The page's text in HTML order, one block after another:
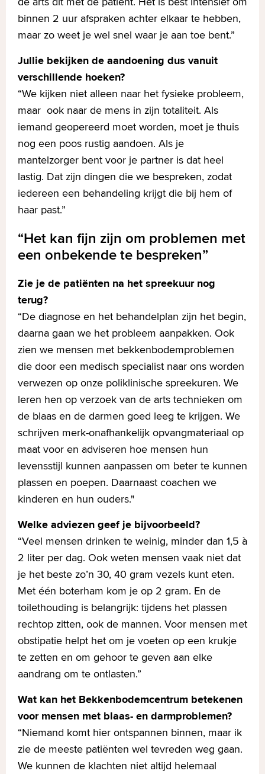
binnen 2 uur afspraken achter elkaar te hebben,
maar zo weet je wel snel waar je aan toe bent.”
Jullie bekijken de aandoening dus vanuit
verschillende hoeken?
“We kijken niet alleen naar het fysieke probleem,
maar ook naar de mens in zijn totaliteit. Als
iemand geopereerd moet worden, moet je thuis
nog een poos rustig aandoen. Als je
mantelzorger bent voor je partner is dat heel
lastig. Dat zijn dingen die we bespreken, zodat
iedereen een behandeling krijgt die bij hem of
haar past.”
Het kan fijn zijn om problemen met
een onbekende te bespreken
Zie je de patiënten na het spreekuur nog
terug?
“De diagnose en het behandelplan zijn het begin,
daarna gaan we het probleem aanpakken. Ook
zien we mensen met bekkenbodemproblemen
die door een medisch specialist naar ons worden
verwezen op onze poliklinische spreekuren. We
leren hen op verzoek van de arts technieken om
de blaas en de darmen goed leeg te krijgen. We
schrijven merk-onafhankelijk opvangmateriaal op
maat voor en adviseren hoe mensen hun
levensstijl kunnen aanpassen om beter te kunnen
plassen en poepen. Daarnaast coachen we
kinderen en hun ouders."
Welke adviezen geef je bijvoorbeeld?
“Veel mensen drinken te weinig, minder dan 1,5 à
2 liter per dag. Ook weten mensen vaak niet dat
je het beste zo’n 30, 40 gram vezels kunt eten.
Met één boterham kom je op 2 gram. En de
toilethouding is belangrijk: tijdens het plassen
rechtop zitten, ook de mannen. Voor mensen met
obstipatie helpt het om je voeten op een krukje
te zetten en om gehoor te geven aan elke
aandrang om te ontlasten.”
Wat kan het Bekkenbodemcentrum betekenen
voor mensen met blaas- en darmproblemen?
“Niemand komt hier ontspannen binnen, maar ik
zie de meeste patiënten wel tevreden weg gaan.
We kunnen de klachten niet altijd helemaal